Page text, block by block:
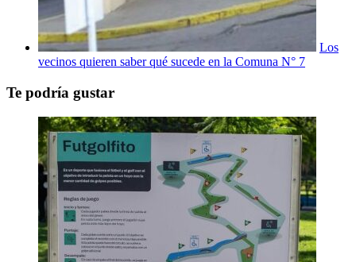
Los
vecinos quieren saber qué sucede en la Comuna N° 7
Te podría gustar